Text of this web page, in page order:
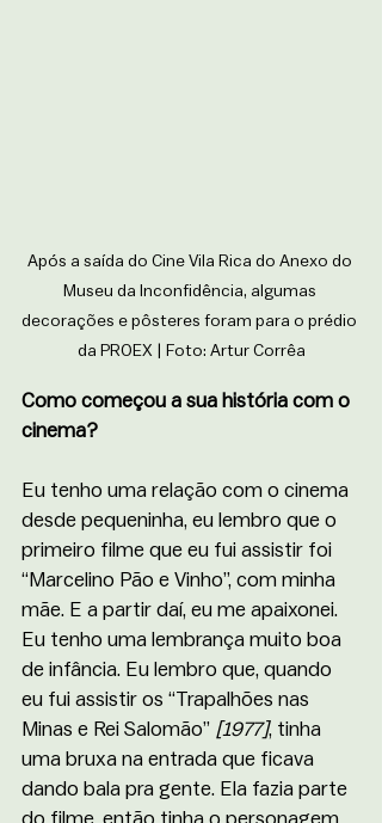
Após a saída do Cine Vila Rica do Anexo do
Museu da Inconfidência, algumas
decorações e pôsteres foram para o prédio
da PROEX | Foto: Artur Corrêa
Como começou a sua história com o
cinema?
Eu tenho uma relação com o cinema
desde pequeninha, eu lembro que o
primeiro filme que eu fui assistir foi
“Marcelino Pão e Vinho”, com minha
mãe. E a partir daí, eu me apaixonei.
Eu tenho uma lembrança muito boa
de infância. Eu lembro que, quando
eu fui assistir os “Trapalhões nas
Minas e Rei Salomão” [1977], tinha
uma bruxa na entrada que ficava
dando bala pra gente. Ela fazia parte
do filme, então tinha o personagem